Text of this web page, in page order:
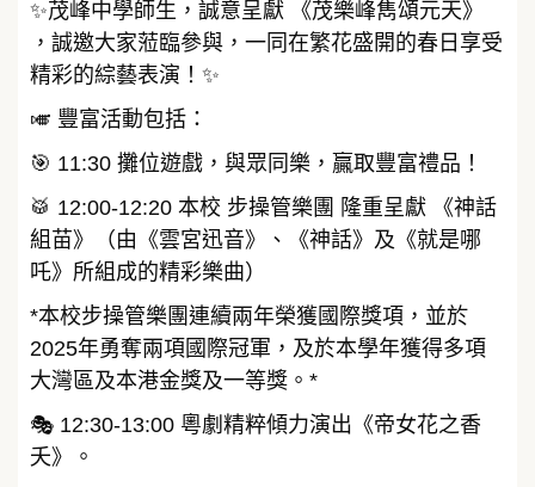
✨茂峰中學師生，誠意呈獻 《茂樂峰雋頌元天》
，誠邀大家蒞臨參與，一同在繁花盛開的春日享受
精彩的綜藝表演！✨
🎺 豐富活動包括：
🎯 11:30 攤位遊戲，與眾同樂，贏取豐富禮品！
🥁 12:00-12:20 本校 步操管樂團 隆重呈獻 《神話
組苗》（由《雲宮迅音》、《神話》及《就是哪
吒》所組成的精彩樂曲）
*本校步操管樂團連續兩年榮獲國際獎項，並於
2025年勇奪兩項國際冠軍，及於本學年獲得多項
大灣區及本港金獎及一等獎。*
🎭 12:30-13:00 粵劇精粹傾力演出《帝女花之香
夭》。